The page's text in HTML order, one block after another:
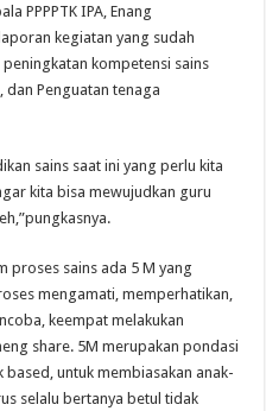
PPPPTK IPA, Enang
kegiatan yang sudah
peningkatan kompetensi sains
Penguatan tenaga
sains saat ini yang perlu kita
kita bisa mewujudkan guru
proses sains ada 5 M yang
mengamati, memperhatikan,
keempat melakukan
share. 5M merupakan pondasi
untuk membiasakan anak-
selalu bertanya betul tidak